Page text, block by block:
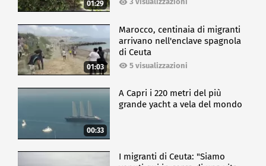
01:29
01:03
Marocco, centinaia di migranti
arrivano nell'enclave spagnola
di Ceuta
5 visualizzazioni
00:33
A Capri i 220 metri del più
grande yacht a vela del mondo
I migranti di Ceuta: "Siamo